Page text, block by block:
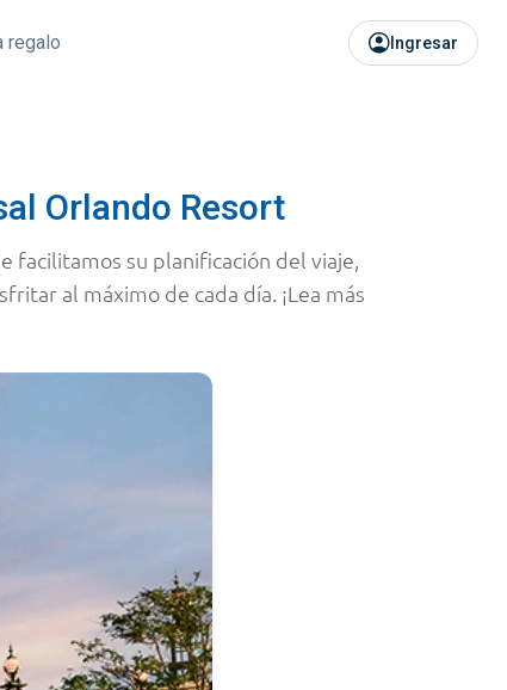
regalo Ingresar
Orlando Resort
facilitamos su planificación del viaje,
al máximo de cada día. ¡Lea más